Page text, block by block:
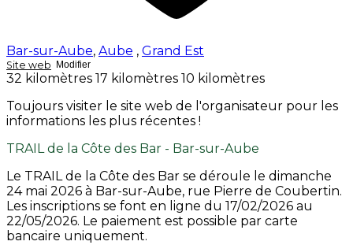
Bar-sur-Aube, Aube , Grand Est
Site web Modifier
32 kilomètres 17 kilomètres 10 kilomètres
Toujours visiter le site web de l'organisateur pour les
informations les plus récentes !
TRAIL de la Côte des Bar - Bar-sur-Aube
Le TRAIL de la Côte des Bar se déroule le dimanche
24 mai 2026 à Bar-sur-Aube, rue Pierre de Coubertin.
Les inscriptions se font en ligne du 17/02/2026 au
22/05/2026. Le paiement est possible par carte
bancaire uniquement.